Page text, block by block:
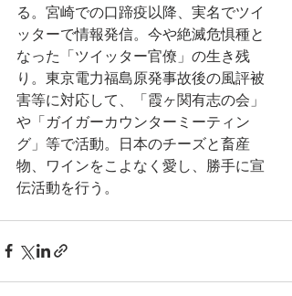
る。宮崎での口蹄疫以降、実名でツイ
ッターで情報発信。今や絶滅危惧種と
なった「ツイッター官僚」の生き残
り。東京電力福島原発事故後の風評被
害等に対応して、「霞ヶ関有志の会」
や「ガイガーカウンターミーティン
グ」等で活動。日本のチーズと畜産
物、ワインをこよなく愛し、勝手に宣
伝活動を行う。